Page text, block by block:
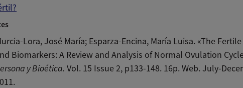
Lora, José María; Esparza-Encina, María Luisa. «The
Biomarkers: A Review and Analysis of Normal Ovulation
y Bioética. Vol. 15 Issue 2, p133-148. 16p. Web. July-